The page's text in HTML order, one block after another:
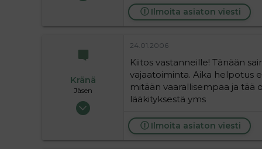
Ilmoita asiaton viesti
Kränä
Jäsen
13.01.2006
24.01.2006
Kiitos vastanneille! Tänään
vajaatoiminta. Aika helpotus
mitään vaarallisempaa ja tää
lääkityksestä yms
Ilmoita asiaton viesti